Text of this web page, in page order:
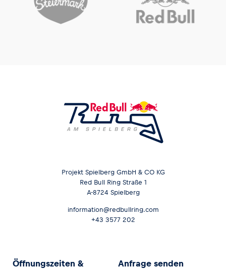
Projekt Spielberg GmbH & CO KG
Red Bull Ring Straße 1
A-8724 Spielberg
information@redbullring.com
+43 3577 202
Öffnungszeiten &
Anfrage senden